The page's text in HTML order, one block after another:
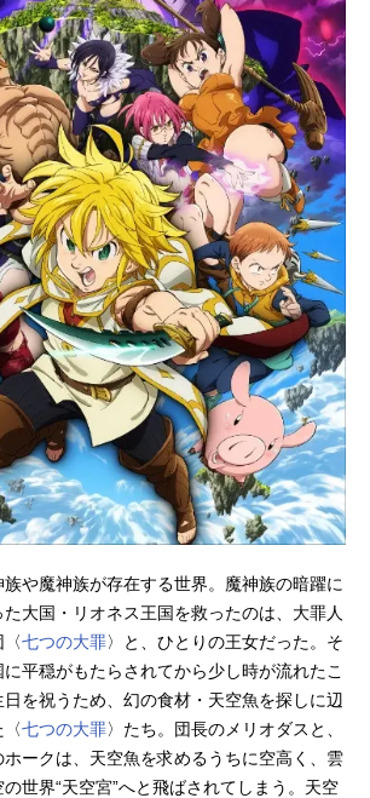
や魔神族が存在する世界。魔神族の暗躍に
大国・リオネス王国を救ったのは、大罪人
七つの大罪〉と、ひとりの王女だった。そ
平穏がもたらされてから少し時が流れたこ
を祝うため、幻の食材・天空魚を探しに辺
七つの大罪〉たち。団長のメリオダスと、
ホークは、天空魚を求めるうちに空高く、雲
世界“天空宮”へと飛ばされてしまう。天空